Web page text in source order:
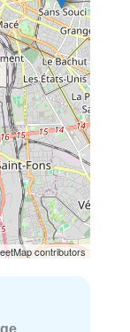
contributors